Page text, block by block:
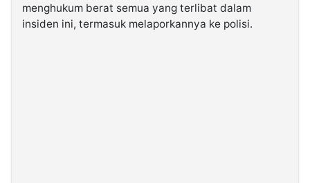
menghukum berat semua yang terlibat dalam
insiden ini, termasuk melaporkannya ke polisi.